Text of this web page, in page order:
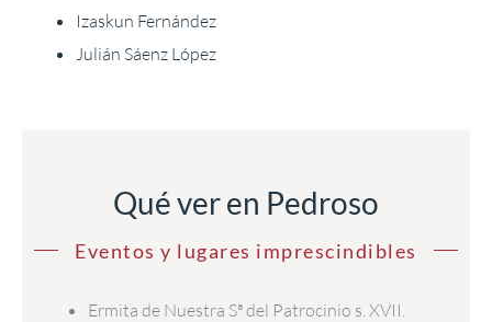
Izaskun Fernández
Julián Sáenz López
Qué ver en Pedroso
Eventos y lugares imprescindibles
Ermita de Nuestra Sª del Patrocinio s. XVII.